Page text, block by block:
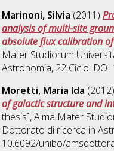
Marinoni, Silvia (2011)
analysis of multi-site
absolute flux calibration
Mater Studiorum
Astronomia, 22 Ciclo.
Moretti, Maria Ida
of galactic structure and
thesis], Alma Mater
Dottorato di ricerca in
10.6092/unibo/